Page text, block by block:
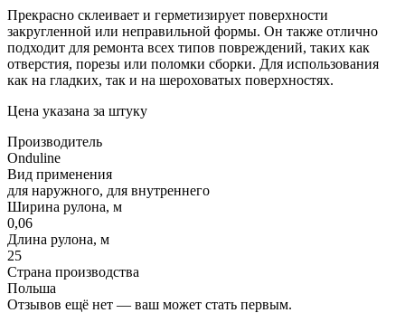
Прекрасно склеивает и герметизирует поверхности
закругленной или неправильной формы. Он также отлично
подходит для ремонта всех типов повреждений, таких как
отверстия, порезы или поломки сборки. Для использования
как на гладких, так и на шероховатых поверхностях.
Цена указана за штуку
Производитель
Onduline
Вид применения
для наружного, для внутреннего
Ширина рулона, м
0,06
Длина рулона, м
25
Страна производства
Польша
Отзывов ещё нет — ваш может стать первым.